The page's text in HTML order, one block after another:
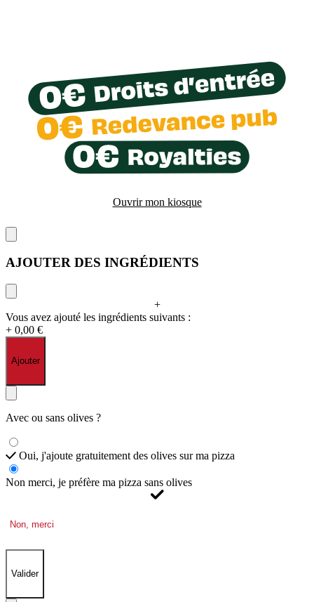
Ouvrir mon kiosque
AJOUTER DES INGRÉDIENTS
+
Vous avez ajouté les ingrédients suivants :
+ 0,00 €
Ajouter
Avec ou sans olives ?
Oui, j'ajoute gratuitement des olives sur ma pizza
Non merci, je préfère ma pizza sans olives
Non, merci
Valider